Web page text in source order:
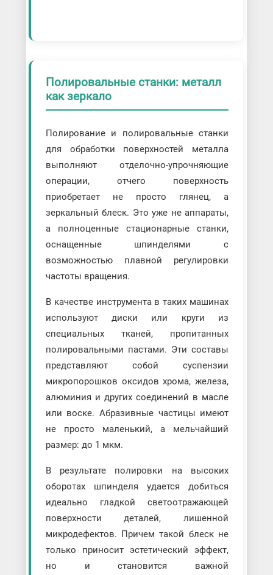
Полировальные станки: металл
как зеркало
Полирование и полировальные станки
для обработки поверхностей металла
выполняют отделочно-упрочняющие
операции, отчего поверхность
приобретает не просто глянец, а
зеркальный блеск. Это уже не аппараты,
а полноценные стационарные станки,
оснащенные шпинделями с
возможностью плавной регулировки
частоты вращения.
В качестве инструмента в таких машинах
используют диски или круги из
специальных тканей, пропитанных
полировальными пастами. Эти составы
представляют собой суспензии
микропорошков оксидов хрома, железа,
алюминия и других соединений в масле
или воске. Абразивные частицы имеют
не просто маленький, а мельчайший
размер: до 1 мкм.
В результате полировки на высоких
оборотах шпинделя удается добиться
идеально гладкой светоотражающей
поверхности деталей, лишенной
микродефектов. Причем такой блеск не
только приносит эстетический эффект,
но и становится важной